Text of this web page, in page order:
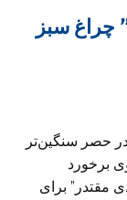
چراغ سبز
حصر سنگین‌تر
برخورد
مقتدر” برای